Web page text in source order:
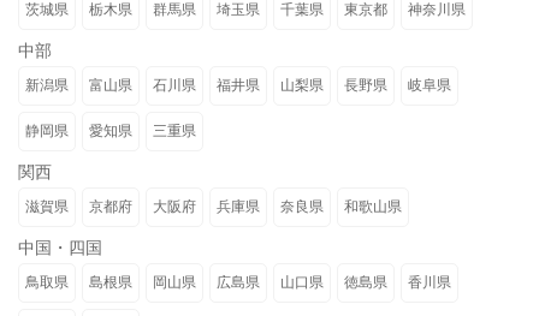
茨城県 栃木県 群馬県 埼玉県 千葉県 東京都 神奈川県
中部
新潟県 富山県 石川県 福井県 山梨県 長野県 岐阜県
静岡県 愛知県 三重県
関西
滋賀県 京都府 大阪府 兵庫県 奈良県 和歌山県
中国・四国
鳥取県 島根県 岡山県 広島県 山口県 徳島県 香川県